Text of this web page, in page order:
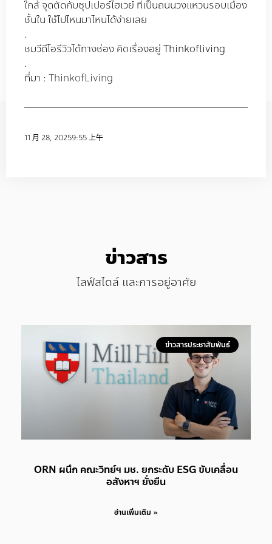
ใกล้ จุดตัดกับซุปเปอร์ไฮเวย์ ที่เป็นถนนวงแหวนรอบเมือง
ชั้นใน ใช้ไปไหนมาไหนได้ง่ายเลย
.
ชมวีดีโอรีวิวได้ทางช่อง คิดเรื่องอยู่ Thinkofliving
.
ที่มา : ThinkofLiving
11 月 28, 20259:55 上午
ข่าวสาร
ไลฟ์สไตล์ และการอยู่อาศัย
ข่าวสารประชาสัมพันธ์
ORN ผนึก คณะวิทย์ฯ มช. ยกระดับ ESG ขับเคลื่อน
อสังหาฯ ยั่งยืน
อ่านเพิ่มเติม »